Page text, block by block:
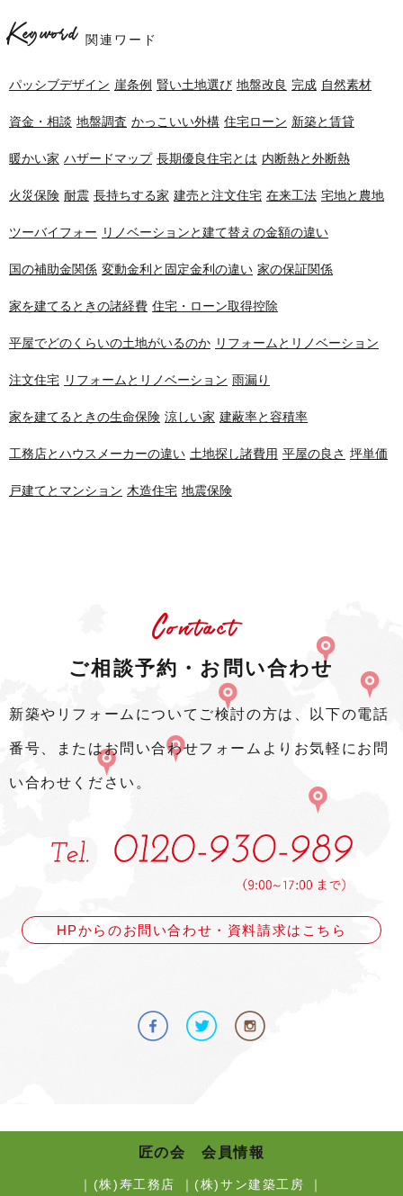
Keyword 関連ワード
パッシブデザイン 崖条例 賢い土地選び 地盤改良 完成 自然素材
資金・相談 地盤調査 かっこいい外構 住宅ローン 新築と賃貸
暖かい家 ハザードマップ 長期優良住宅とは 内断熱と外断熱
火災保険 耐震 長持ちする家 建売と注文住宅 在来工法 宅地と農地
ツーバイフォー リノベーションと建て替えの金額の違い
国の補助金関係 変動金利と固定金利の違い 家の保証関係
家を建てるときの諸経費 住宅・ローン取得控除
平屋でどのくらいの土地がいるのか リフォームとリノベーション
注文住宅 リフォームとリノベーション 雨漏り
家を建てるときの生命保険 涼しい家 建蔽率と容積率
工務店とハウスメーカーの違い 土地探し諸費用 平屋の良さ 坪単価
戸建てとマンション 木造住宅 地震保険
Contact
ご相談予約・お問い合わせ
新築やリフォームについてご検討の方は、以下の電話
番号、またはお問い合わせフォームよりお気軽にお問
い合わせください。
HPからのお問い合わせ・資料請求はこちら
匠の会 会員情報
｜ (株)寿工務店 ｜ (株)サン建築工房 ｜